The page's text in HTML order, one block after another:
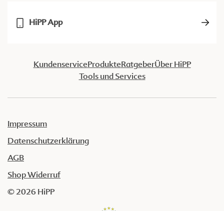
HiPP App
KundenserviceProdukteRatgeberÜber HiPP
Tools und Services
Impressum
Datenschutzerklärung
AGB
Shop Widerruf
© 2026 HiPP